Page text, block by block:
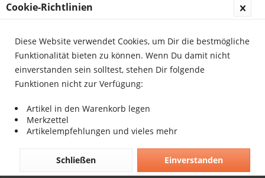
Cookie-Richtlinien
Diese Website verwendet Cookies, um Dir die bestmögliche
Funktionalität bieten zu können. Wenn Du damit nicht
einverstanden sein solltest, stehen Dir folgende
Funktionen nicht zur Verfügung:
Artikel in den Warenkorb legen
Merkzettel
Artikelempfehlungen und vieles mehr
Einverstanden
Schließen